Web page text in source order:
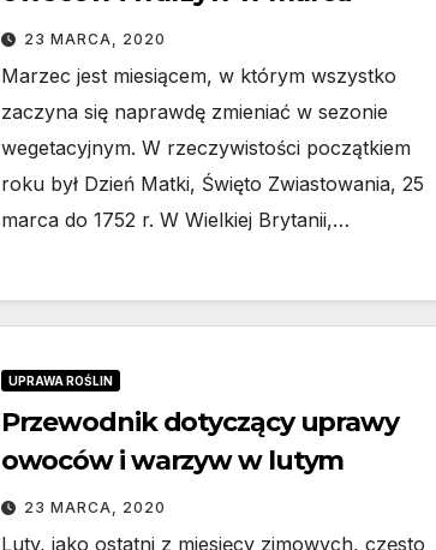
23 MARCA, 2020
Marzec jest miesiącem, w którym wszystko
zaczyna się naprawdę zmieniać w sezonie
wegetacyjnym. W rzeczywistości początkiem
roku był Dzień Matki, Święto Zwiastowania, 25
marca do 1752 r. W Wielkiej Brytanii,…
UPRAWA ROŚLIN
Przewodnik dotyczący uprawy
owoców i warzyw w lutym
23 MARCA, 2020
Luty, jako ostatni z miesięcy zimowych, często